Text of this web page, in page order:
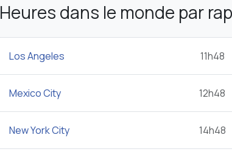
Heures dans le monde par
Los Angeles 11h48
Mexico City 12h48
New York City 14h48